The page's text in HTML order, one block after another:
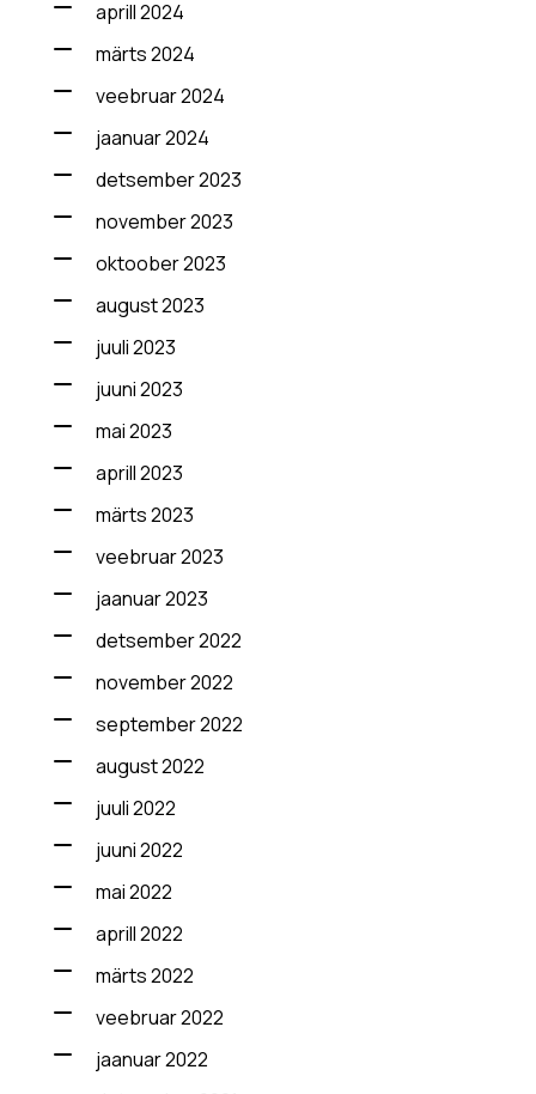
aprill 2024
märts 2024
veebruar 2024
jaanuar 2024
detsember 2023
november 2023
oktoober 2023
august 2023
juuli 2023
juuni 2023
mai 2023
aprill 2023
märts 2023
veebruar 2023
jaanuar 2023
detsember 2022
november 2022
september 2022
august 2022
juuli 2022
juuni 2022
mai 2022
aprill 2022
märts 2022
veebruar 2022
jaanuar 2022